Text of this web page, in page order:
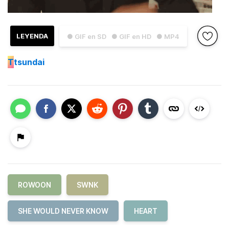
● GIF en SD ● GIF en HD ● MP4
LEYENDA
Ttsundai
ROWOON SWNK
SHE WOULD NEVER KNOW HEART